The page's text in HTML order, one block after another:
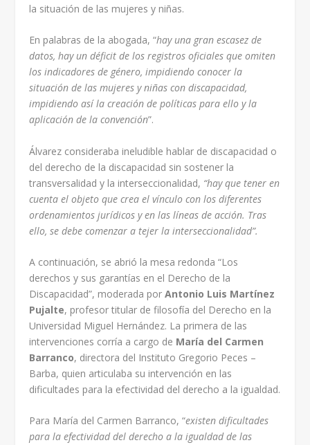
la situación de las mujeres y niñas.
En palabras de la abogada, “hay una gran escasez de
datos, hay un déficit de los registros oficiales que omiten
los indicadores de género, impidiendo conocer la
situación de las mujeres y niñas con discapacidad,
impidiendo así la creación de políticas para ello y la
aplicación de la convención”.
Álvarez consideraba ineludible hablar de discapacidad o
del derecho de la discapacidad sin sostener la
transversalidad y la interseccionalidad, “hay que tener en
cuenta el objeto que crea el vínculo con los diferentes
ordenamientos jurídicos y en las líneas de acción. Tras
ello, se debe comenzar a tejer la interseccionalidad”.
A continuación, se abrió la mesa redonda “Los
derechos y sus garantías en el Derecho de la
Discapacidad”, moderada porAntonio Luis Martínez
Pujalte, profesor titular de filosofía del Derecho en la
Universidad Miguel Hernández. La primera de las
intervenciones corría a cargo de María del Carmen
Barranco, directora del Instituto Gregorio Peces –
Barba, quien articulaba su intervención en las
dificultades para la efectividad del derecho a la igualdad.
Para María del Carmen Barranco, “existen dificultades
para la efectividad del derecho a la igualdad de las